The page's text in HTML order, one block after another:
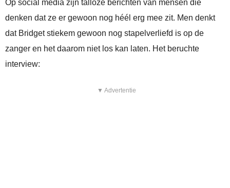
Op social media zijn talloze berichten van mensen die
denken dat ze er gewoon nog héél erg mee zit. Men denkt
dat Bridget stiekem gewoon nog stapelverliefd is op de
zanger en het daarom niet los kan laten. Het beruchte
interview:
▼ Advertentie